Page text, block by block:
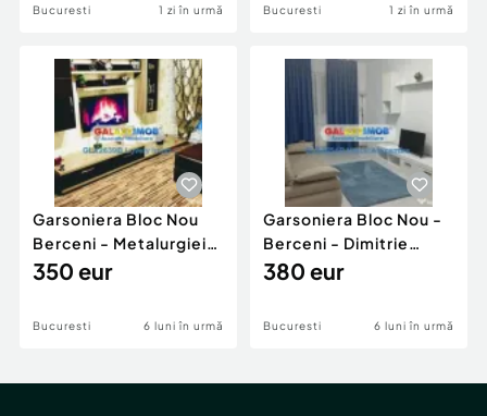
Bucuresti 1 zi în urmă Bucuresti 1 zi în urmă
Garsoniera Bloc Nou
Berceni - Metalurgiei
Park - Postalionul
350 eur
Bucuresti 6 luni în urmă
Garsoniera Bloc Nou -
Berceni - Dimitrie
Leonida
380 eur
Bucuresti 6 luni în urmă